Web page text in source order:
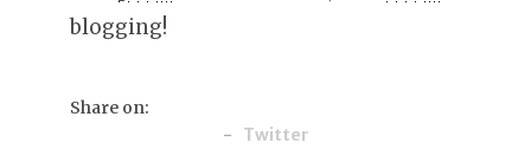
blogging!
Share on:
Twitter